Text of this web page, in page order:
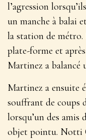
l’agression
un manche à balai
la station de
plate-forme et
Martinez a balancé
Martinez a ensuite
souffrant de coups
lorsqu’un des
objet pointu. Notti